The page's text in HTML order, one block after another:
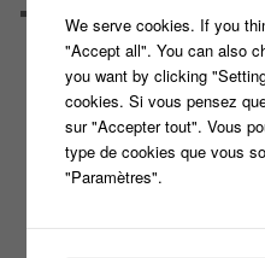
Castings
C’est quoi un casteur ?
C’est quoi un directeur
Harry
Motus
Slam
C’est quoi un casting ?
Tous les castings
We serve cookies. If you
"Accept all". You can also
you want by clicking
cookies. Si vous pensez
sur "Accepter tout". Vous
type de cookies que vous
"Paramètres".